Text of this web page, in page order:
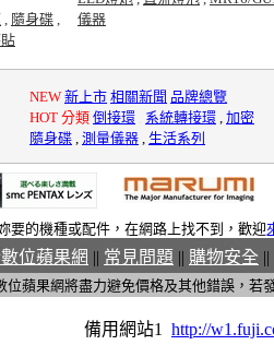
, 隨身碟 ,
儀器
NEW 新上市 相關新聞 品牌總覽
HOT 分類 倒接環 系統轉接環 , 加密
隨身碟 , 測量儀器 , 生活系列
要的機種或配件，在網路上找不到，歡迎
位蘋果網 || 常見問題 || 購物安全 ||
位蘋果網將盡力避免價格及其他錯誤，若
備用網站1 http://